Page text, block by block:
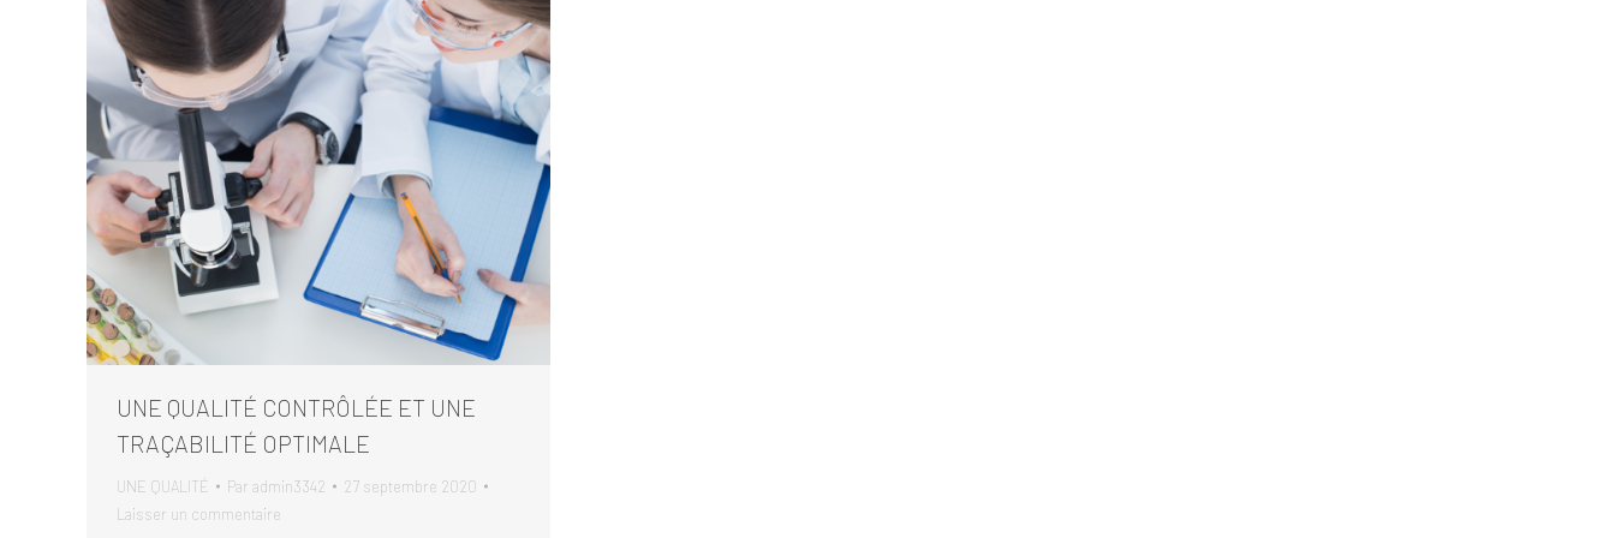
UNE QUALITÉ CONTRÔLÉE ET UNE
TRAÇABILITÉ OPTIMALE
UNE QUALITÉ Par admin3342
27 septembre 2020
Laisser un commentaire